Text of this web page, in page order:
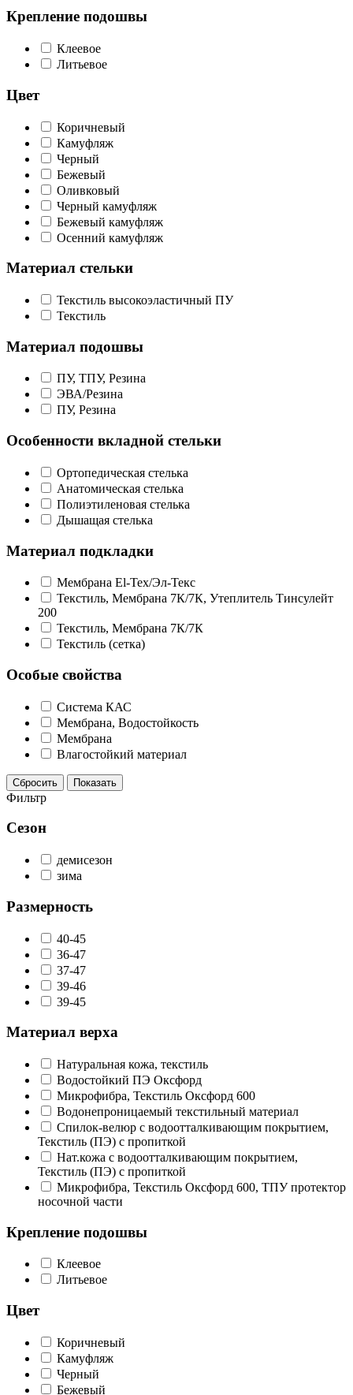
Крепление подошвы
Клеевое
Литьевое
Цвет
Коричневый
Камуфляж
Черный
Бежевый
Оливковый
Черный камуфляж
Бежевый камуфляж
Осенний камуфляж
Материал стельки
Текстиль высокоэластичный ПУ
Текстиль
Материал подошвы
ПУ, ТПУ, Резина
ЭВА/Резина
ПУ, Резина
Особенности вкладной стельки
Ортопедическая стелька
Анатомическая стелька
Полиэтиленовая стелька
Дышащая стелька
Материал подкладки
Мембрана El-Tex/Эл-Текс
Текстиль, Мембрана 7К/7К, Утеплитель Тинсулейт
200
Текстиль, Мембрана 7К/7К
Текстиль (сетка)
Особые свойства
Система КАС
Мембрана, Водостойкость
Мембрана
Влагостойкий материал
Сбросить Показать
Фильтр
Сезон
демисезон
зима
Размерность
40-45
36-47
37-47
39-46
39-45
Материал верха
Натуральная кожа, текстиль
Водостойкий ПЭ Оксфорд
Микрофибра, Текстиль Оксфорд 600
Водонепроницаемый текстильный материал
Спилок-велюр с водоотталкивающим покрытием,
Текстиль (ПЭ) с пропиткой
Нат.кожа с водоотталкивающим покрытием,
Текстиль (ПЭ) с пропиткой
Микрофибра, Текстиль Оксфорд 600, ТПУ протектор
носочной части
Крепление подошвы
Клеевое
Литьевое
Цвет
Коричневый
Камуфляж
Черный
Бежевый